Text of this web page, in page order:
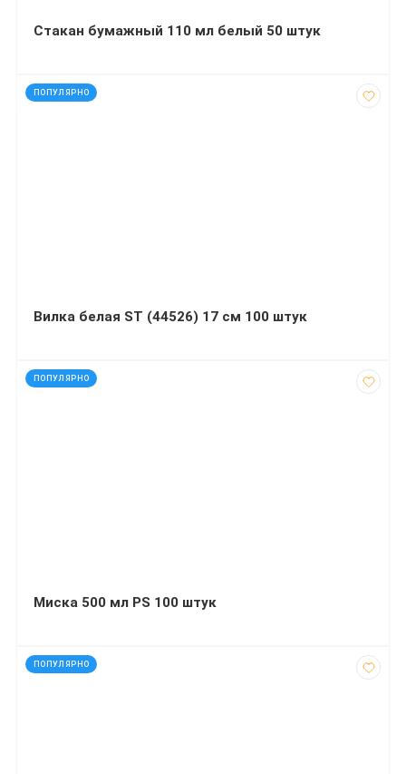
Стакан бумажный 110 мл белый 50 штук
ПОПУЛЯРНО
код: 13010
Вилка белая ST (44526) 17 см 100 штук
ПОПУЛЯРНО
код: 11917
Миска 500 мл PS 100 штук
ПОПУЛЯРНО
код: 4393